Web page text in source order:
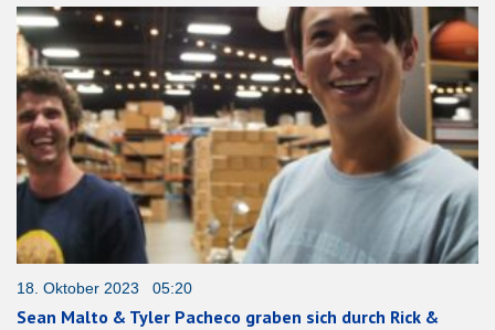
18. Oktober 2023 05:20
Sean Malto & Tyler Pacheco graben sich durch Rick &